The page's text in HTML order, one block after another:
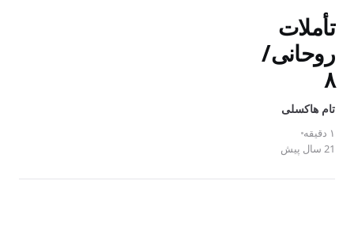
تأملات
روحانی/
۸
تام‌ هاکسلی
۱ دقیقه
21 سال پیش